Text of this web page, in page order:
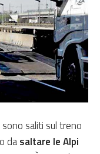
saliti sul treno
dasaltare le Alpi